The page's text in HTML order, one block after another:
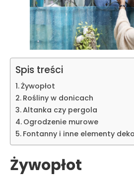
Spis treści
Żywopłot
Rośliny w donicach
Altanka czy pergola
Ogrodzenie murowe
Fontanny i inne elementy
Żywopłot